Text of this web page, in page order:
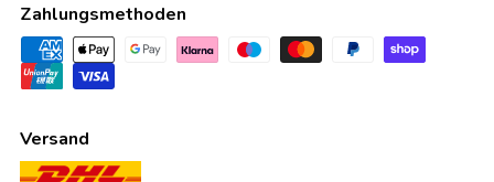
Zahlungsmethoden
Versand